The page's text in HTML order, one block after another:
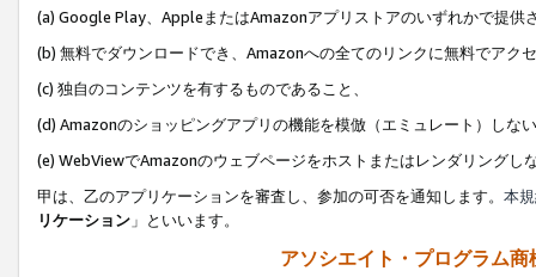
(a) Google Play、AppleまたはAmazonアプリストアのいずれかで提供
(b) 無料でダウンロードでき、Amazonへの全てのリンクに無料でアク
(c) 独自のコンテンツを有するものであること、
(d) Amazonのショッピングアプリの機能を模倣（エミュレート）しな
(e) WebViewでAmazonのウェブページをホストまたはレンダリングし
甲は、乙のアプリケーションを審査し、参加の可否を通知します。 本
リケーション 」といいます。
アソシエイト・プログラム